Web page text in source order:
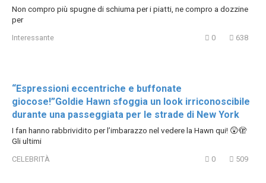
Non compro più spugne di schiuma per i piatti, ne compro a dozzine
per
Interessante 0 638
“Espressioni eccentriche e buffonate
giocose!”Goldie Hawn sfoggia un look irriconoscibile
durante una passeggiata per le strade di New York
I fan hanno rabbrividito per l’imbarazzo nel vedere la Hawn qui! 😲🫣
Gli ultimi
CELEBRITÀ 0 509